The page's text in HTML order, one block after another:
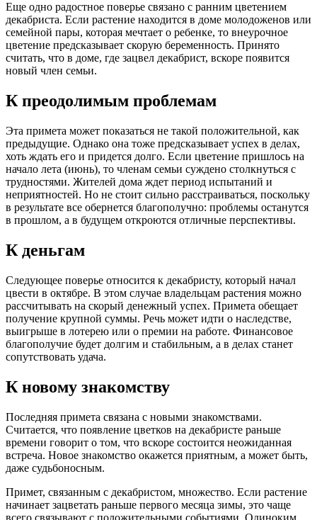
Еще одно радостное поверье связано с ранним цветением
декабриста. Если растение находится в доме молодоженов или
семейной пары, которая мечтает о ребенке, то внеурочное
цветение предсказывает скорую беременность. Принято
считать, что в доме, где зацвел декабрист, вскоре появится
новый член семьи.
К преодолимым проблемам
Эта примета может показаться не такой положительной, как
предыдущие. Однако она тоже предсказывает успех в делах,
хоть ждать его и придется долго. Если цветение пришлось на
начало лета (июнь), то членам семьи суждено столкнуться с
трудностями. Жителей дома ждет период испытаний и
неприятностей. Но не стоит сильно расстраиваться, поскольку
в результате все обернется благополучно: проблемы останутся
в прошлом, а в будущем откроются отличные перспективы.
К деньгам
Следующее поверье относится к декабристу, который начал
цвести в октябре. В этом случае владельцам растения можно
рассчитывать на скорый денежный успех. Примета обещает
получение крупной суммы. Речь может идти о наследстве,
выигрыше в лотерею или о премии на работе. Финансовое
благополучие будет долгим и стабильным, а в делах станет
сопутствовать удача.
К новому знакомству
Последняя примета связана с новыми знакомствами.
Считается, что появление цветков на декабристе раньше
времени говорит о том, что вскоре состоится неожиданная
встреча. Новое знакомство окажется приятным, а может быть,
даже судьбоносным.
Примет, связанным с декабристом, множество. Если растение
начинает зацветать раньше первого месяца зимы, это чаще
всего связывают с положительными событиями. Одиноким